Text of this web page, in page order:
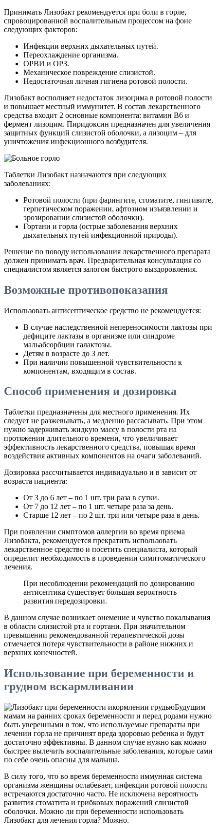
Принимать Лизобакт рекомендуется при боли в горле,
спровоцированной воспалительным процессом на фоне
следующих факторов:
Инфекции верхних дыхательных путей.
Переохлаждение организма.
ОРВИ и ОРЗ.
Механическое повреждение слизистой.
Недостаточная личная гигиена ротовой полости.
Лизобакт восполняет недостаток лизоцима в ротовой полости
и повышает местный иммунитет. В состав лекарственного
средства входит 2 основные компонента: витамин В6 и
фермент лизоцим. Пиридоксин предназначен для увеличения
защитных функций слизистой оболочки, а лизоцим – для
уничтожения инфекционного возбудителя.
Таблетки Лизобакт назначаются при следующих
заболеваниях:
Ротовой полости (при фарингите, стоматите, гингивите,
герпетическом поражении, афтозном изъязвлении и
эрозировании слизистой оболочки).
Гортани и горла (острые заболевания верхних
дыхательных путей инфекционной природы).
Решение по поводу использования лекарственного препарата
должен принимать врач. Предварительная консультация со
специалистом является залогом быстрого выздоровления.
Возможные противопоказания
Использовать антисептическое средство не рекомендуется:
В случае наследственной непереносимости лактозы при
дефиците лактазы в организме или синдроме
мальабсорбции галактозы.
Детям в возрасте до 3 лет.
При наличии повышенной чувствительности к
компонентам, входящим в состав.
Способ применения и дозировка
Таблетки предназначены для местного применения. Их
следует не разжевывать, а медленно рассасывать. При этом
нужно задерживать жидкую массу в полости рта на
протяжении длительного времени, что увеличивает
эффективность лекарственного средства, повышая время
воздействия активных компонентов на очаги заболеваний.
Дозировка рассчитывается индивидуально и в зависит от
возраста пациента:
От 3 до 6 лет – по 1 шт. три раза в сутки.
От 7 до 12 лет – по 1 шт. четыре раза за день.
Старше 12 лет – по 2 шт. три или четыре раза в день.
При появлении симптомов аллергии во время приема
Лизобакта, рекомендуется прекратить использовать
лекарственное средство и посетить специалиста, который
определит необходимость в проведении симптоматического
лечения.
При несоблюдении рекомендаций по дозированию
антисептика существует большая вероятность
развития передозировки.
В данном случае возникает онемение и чувство покалывания
в области слизистой рта и гортани. При значительном
превышении рекомендованной терапевтической дозы
отмечается потеря чувствительности в районе нижних и
верхних конечностей.
Использование при беременности и
грудном вскармливании
Будущим
мамам на ранних сроках беременности и перед родами нужно
быть уверенными в том, что используемые препараты при
лечении горла не причинят вреда здоровью ребенка и будут
достаточно эффективны. В данном случае нужно как можно
быстрее вылечить воспалительные заболевания, которые сами
по себе очень опасны для малыша.
В силу того, что во время беременности иммунная система
организма женщины ослабевает, инфекции ротовой полости
встречаются достаточно часто. Не исключена вероятность
развития стоматита и грибковых поражений слизистой
оболочки. Можно ли при беременности использовать
Лизобакт для лечения горла? Можно.